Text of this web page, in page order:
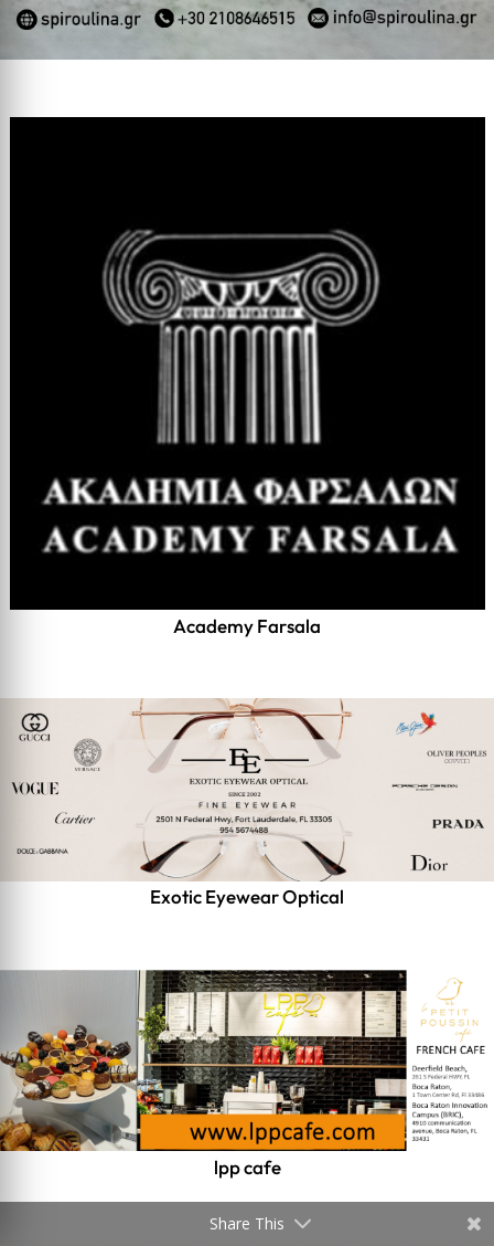
Academy Farsala
Exotic Eyewear Optical
lpp cafe
Share This